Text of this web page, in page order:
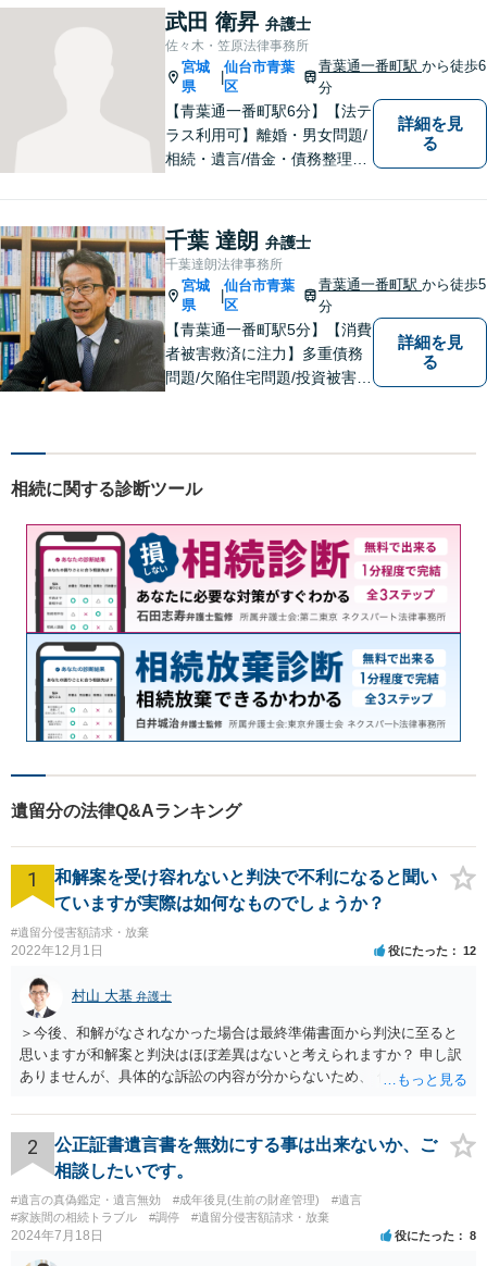
武田 衛昇 弁護士
佐々木・笠原法律事務所
宮城
県
仙台市青葉
区
青葉通一番町駅から徒歩6
分
【青葉通一番町駅6分】【法テ
ラス利用可】離婚・男女問題/
相続・遺言/借金・債務整理に
い。依頼者様がお悩みに向き
合い、前を向いて新たな一歩
を踏み出す手助けをしたいと
思っております。【完全個室
で相談可】
詳細を見
る
千葉 達朗 弁護士
千葉達朗法律事務所
宮城
県
仙台市青葉
区
青葉通一番町駅から徒歩5
分
【青葉通一番町駅5分】【消費
者被害救済に注力】多重債務
問題/欠陥住宅問題/投資被害問
意向を最大限汲み取るべく、
の整備に努めています。
詳細を見
る
相続に関する診断ツール
遺留分の法律Q&Aランキング
1
和解案を受け容れないと判決で不利になると聞い
ていますが実際は如何なものでしょうか？
#遺留分侵害額請求・放棄
2022年12月1日 役にたった 12
村山 大基 弁護士
＞今後、和解がなされなかった場合は最終準備書面から判決に至ると
思いますが和解案と判決はほぼ差異はないと考えられますか？ 申し訳
ありませんが、具体的な訴訟の内容が分からないため、 何とも回答が
わかっている代理人弁護士に聞くか、 訴訟資料を持って面談相談に行
ってみましょう。 その上で、一般論として回答するなら、和解案と判
決は（ケースによって程度の差はあっても）食い違うことが多いで
す。 金額は適当ですが、例えば判決で１００万円支払え、という結論
になりそうな場合、 そのまま１００万円を和解案として提示しても、
判決と変わらないなら払う側としてはあまり和解に応じようという気
2
公正証書遺言書を無効にする事は出来ないか、ご
相談したいです。
#遺言の真偽鑑定・遺言無効 #成年後見(生前の財産管理)
#遺言
#家族間の相続トラブル
#調停 #遺留分侵害額請求・放棄
2024年7月18日 役にたった 8